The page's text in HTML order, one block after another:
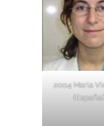
2004 Maria
(España)